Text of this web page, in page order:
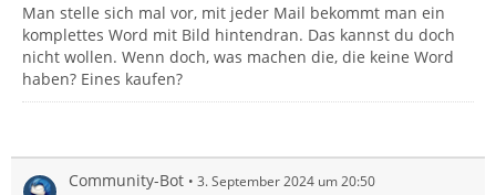
Man stelle sich mal vor, mit jeder Mail bekommt man ein
komplettes Word mit Bild hintendran. Das kannst du doch
nicht wollen. Wenn doch, was machen die, die keine Word
haben? Eines kaufen?
Community-Bot 3. September 2024 um 20:50